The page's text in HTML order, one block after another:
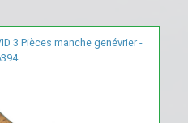
3 Pièces manche genévrier -